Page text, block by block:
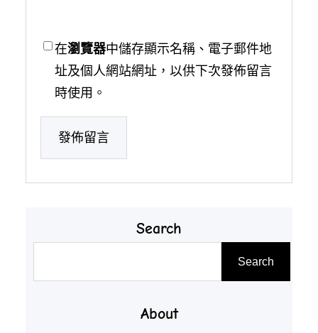
在瀏覽器中儲存顯示名稱、電子郵件地
址及個人網站網址，以供下次發佈留言
時使用。
Search
Search
About